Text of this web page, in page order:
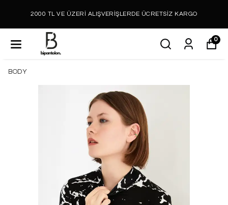
2000 TL VE ÜZERİ ALIŞVERİŞLERDE ÜCRETSİZ KARGO
0
BODY